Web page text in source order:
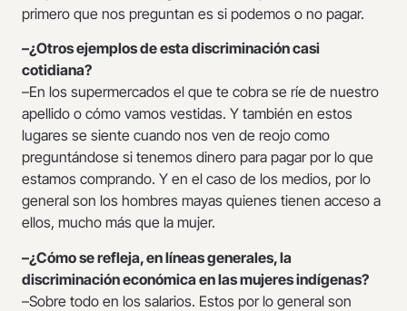
primero que nos preguntan es si podemos o no pagar.
–¿Otros ejemplos de esta discriminación casi
cotidiana?
–En los supermercados el que te cobra se ríe de nuestro
apellido o cómo vamos vestidas. Y también en estos
lugares se siente cuando nos ven de reojo como
preguntándose si tenemos dinero para pagar por lo que
estamos comprando. Y en el caso de los medios, por lo
general son los hombres mayas quienes tienen acceso a
ellos, mucho más que la mujer.
–¿Cómo se refleja, en líneas generales, la
discriminación económica en las mujeres indígenas?
–Sobre todo en los salarios. Estos por lo general son